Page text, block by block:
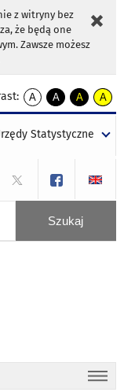
z witryny bez
że będą one
Zawsze możesz
A
kontrast
A
kontrast
tekst
czarnym
A
kontrast
tekst
czarnym
A
tekst
żółtym
Statystyczne